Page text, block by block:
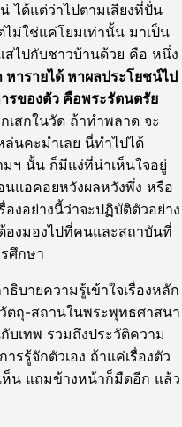
ได้แต่ว่าไปตามเสียงที่ปั่น
ม่ใช่แค่โยมเท่านั้น มาเป็น
สไปกับชาวบ้านด้วย คือ หนึ่ง
ารายได้ หาผลประโยชน์ไป
รของตัว คือพระรัตนตรัย
เสกในวัด ถ้าทำพลาด จะ
ล่นคะมำเลย นี่ทำไปได้
ฯ นั้น ก็มีแง่ที่น่าเห็นใจอยู่
นแอคอยหวังผลหวังพึ่ง หรือ
องอย่างนี้ว่าจะปฏิบัติตัวอย่าง
องมองไปที่คนและสถาบันที่
ศึกษา
บายความรู้เข้าใจเรื่องหลัก
ตถุ-สถานในพระพุทธศาสนา
บเทพ รวมถึงประวัติความ
รรู้จักตัวเอง ถ้าแค่เรื่องตัว
ห็น แถมข้างหน้าก็มืดอีก แล้ว